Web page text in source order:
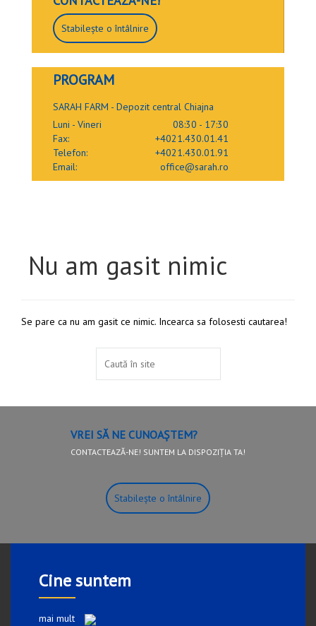
Stabilește o întâlnire
PROGRAM
SARAH FARM - Depozit central Chiajna
Luni - Vineri
08:30 - 17:30
Fax:
+4021.430.01.41
Telefon:
+4021.430.01.91
Email:
office@sarah.ro
Nu am gasit nimic
Se pare ca nu am gasit ce nimic. Incearca sa folosesti cautarea!
VREI SĂ NE CUNOAȘTEM?
CONTACTEAZĂ-NE! SUNTEM LA DISPOZIȚIA TA!
Stabilește o întâlnire
Cine suntem
mai mult